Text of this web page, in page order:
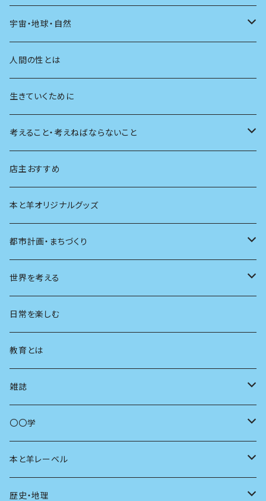
友達
学校
宇宙・地球・自然
動物
植物
天体
生物
人間の性とは
生きていくために
考えること・考えねばならないこと
創元社 シリーズ「あいだで考える」
店主おすすめ
本と羊オリジナルグッズ
都市計画・まちづくり
都市
地方
まちづくり
コミュニティ
商いとは
世界を考える
思想
日常を楽しむ
教育とは
雑誌
母の友
ユリイカ
現代思想
〇〇学
動物
自然
本と羊レーベル
電子版（EPub）
歴史・地理